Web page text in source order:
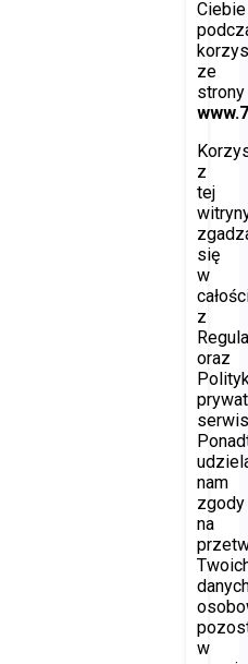
Ciebie
ze
strony
z
tej
się
w
z
oraz
nam
zgody
na
w